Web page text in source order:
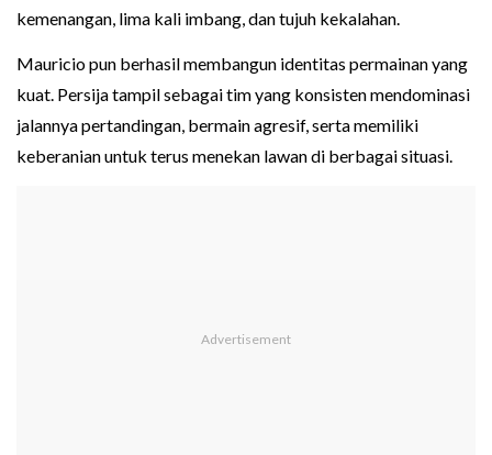
kemenangan, lima kali imbang, dan tujuh kekalahan.
Mauricio pun berhasil membangun identitas permainan yang
kuat. Persija tampil sebagai tim yang konsisten mendominasi
jalannya pertandingan, bermain agresif, serta memiliki
keberanian untuk terus menekan lawan di berbagai situasi.